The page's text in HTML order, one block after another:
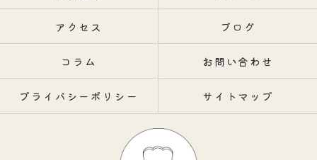
アクセス ブログ
コラム お問い合わせ
プライバシーポリシー サイトマップ